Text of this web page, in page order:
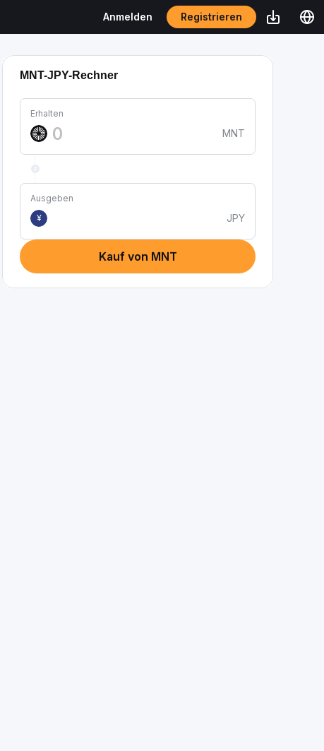
Anmelden Registrieren
MNT-JPY-Rechner
Erhalten
MNT
Ausgeben
¥
JPY
Kauf von MNT